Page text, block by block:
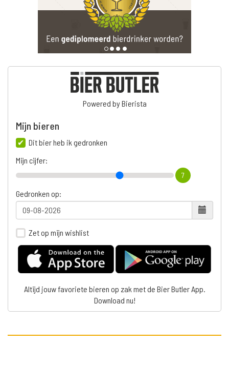
Powered by Bierista
Mijn bieren
Dit bier heb ik gedronken
Mijn cijfer:
7
Gedronken op:
Zet op mijn wishlist
Altijd jouw favoriete bieren op zak met de Bier Butler App.
Download nu!